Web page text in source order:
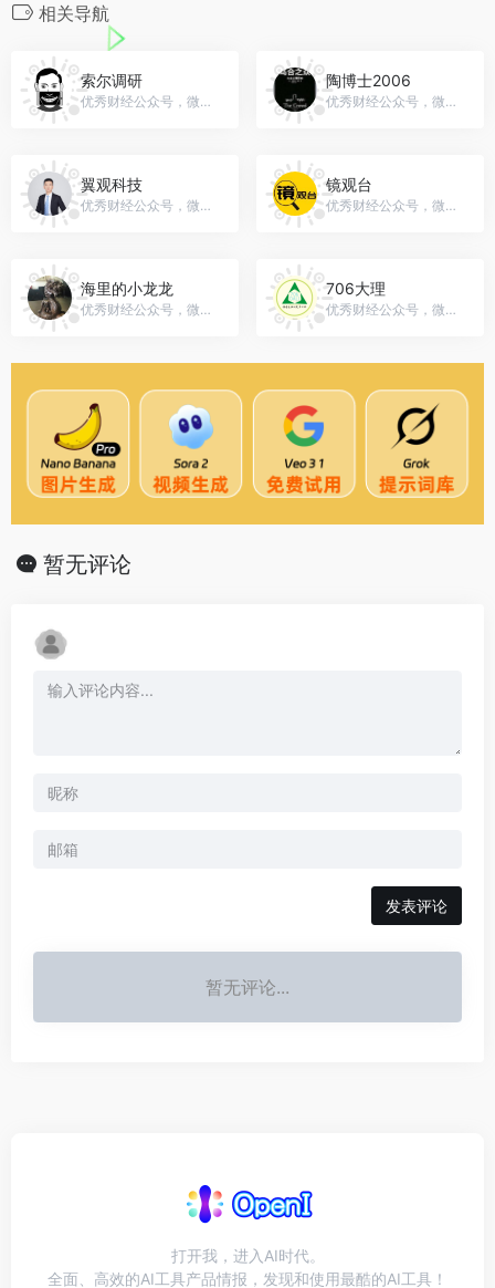
相关导航
索尔调研
优秀财经公众号，微信号：gh_25ce5508094e
陶博士2006
优秀财经公众号，微信号：gh_9fc6e4be5473
翼观科技
优秀财经公众号，微信号：gh_d9a9ad2ab8e1
镜观台
优秀财经公众号，微信号：JINGGUANTAICN
海里的小龙龙
优秀财经公众号，微信号：aiyu-xiaolonglong
706大理
优秀财经公众号，微信号：gh_c466b5657df4
暂无评论
发表评论
暂无评论...
打开我，进入AI时代。
全面、高效的AI工具产品情报，发现和使用最酷的AI工具！